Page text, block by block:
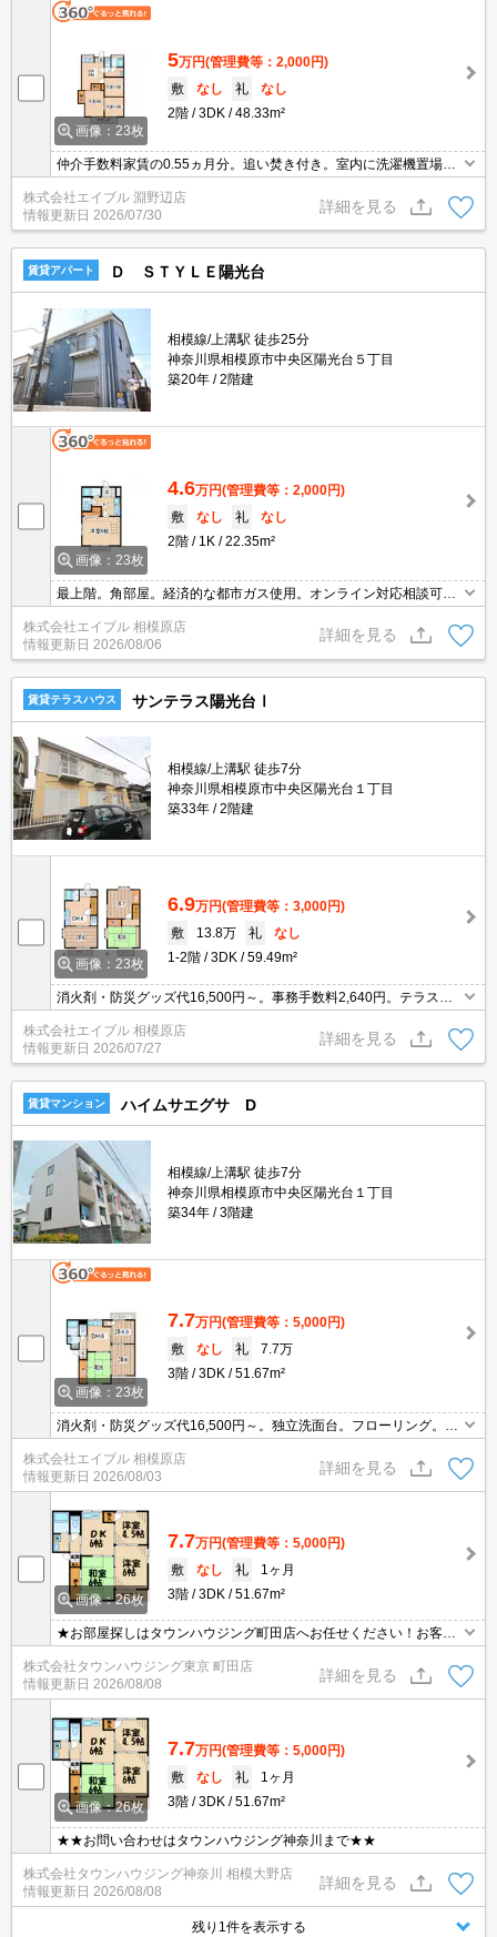
画像：23枚
5万円(管理費等：2,000円)
敷
なし 礼
なし
2階
3DK 48.33m²
仲介手数料家賃の0.55ヵ月分。追い焚き付き。室内に洗濯機置場あ
者あり。
株式会社エイブル 淵野辺店
情報更新日 2026/07/30
詳細を見る
賃貸アパート Ｄ ＳＴＹＬＥ陽光台
相模線/上溝駅 徒歩25分
神奈川県相模原市中央区陽光台５丁目
築20年
2階建
画像：23枚
4.6万円(管理費等：2,000円)
敷
なし 礼
なし
2階
1K 22.35m²
最上階。角部屋。経済的な都市ガス使用。オンライン対応相談可。
初期費用カード払い可。仲介手数料家賃の0.55ヵ月分(税込)。エイ
ブル女子割で仲介手数料家賃の0.55ヶ月分より10％ＯＦＦ。
株式会社エイブル 相模原店
情報更新日 2026/08/06
詳細を見る
賃貸テラスハウス サンテラス陽光台Ⅰ
相模線/上溝駅 徒歩7分
神奈川県相模原市中央区陽光台１丁目
築33年
2階建
画像：23枚
6.9万円(管理費等：3,000円)
敷
13.8万 礼
なし
1-2階
3DK 59.49m²
消火剤・防災グッズ代16,500円～。事務手数料2,640円。テラスハ
ウス。ガスコンロ設置可。角部屋。出窓付き。浴室に窓あり。南向
き。クローゼット付。押入あり。雨戸付き。CATV受信可。バルコ
ニー。
株式会社エイブル 相模原店
情報更新日 2026/07/27
詳細を見る
賃貸マンション ハイムサエグサ D
相模線/上溝駅 徒歩7分
神奈川県相模原市中央区陽光台１丁目
築34年
3階建
画像：23枚
7.7万円(管理費等：5,000円)
敷
なし 礼
7.7万
3階
3DK 51.67m²
消火剤・防災グッズ代16,500円～。独立洗面台。フローリング。イ
ンターホン付き。駐輪場有。光ケーブル対応。ガスコンロ設置可。
CATV受信可。バルコニー。下駄箱有り。クローゼット付。押入あ
り。
株式会社エイブル 相模原店
情報更新日 2026/08/03
詳細を見る
画像：26枚
7.7万円(管理費等：5,000円)
敷
なし 礼
1ヶ月
3階
3DK 51.67m²
★お部屋探しはタウンハウジング町田店へお任せください！お客様
のご条件にピッタリなお部屋をご紹介可能です！！お引越しのプロ
が精一杯お手伝いさせていただきます！！★
株式会社タウンハウジング東京 町田店
情報更新日 2026/08/08
詳細を見る
画像：26枚
7.7万円(管理費等：5,000円)
敷
なし 礼
1ヶ月
3階
3DK 51.67m²
★★お問い合わせはタウンハウジング神奈川まで★★
株式会社タウンハウジング神奈川 相模大野店
情報更新日 2026/08/08
詳細を見る
残り1件を表示する